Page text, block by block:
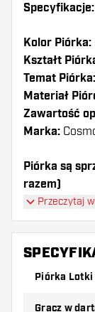
Specyfikacje:
Kolor Piórka:
Kształt
Temat Piórka:
Materiał
Zawartość
Marka:
Piórka są
razem)
Piórka
długą
z shafty
Dartshopper
Upewnij
Przeczytaj
Piórka Lotki
Gracz w